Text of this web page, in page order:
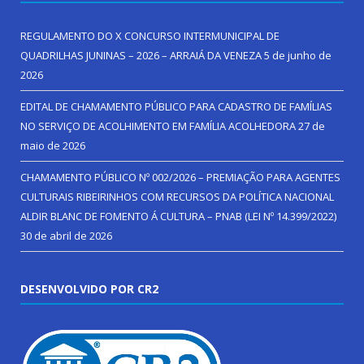
REGULAMENTO DO X CONCURSO INTERMUNICIPAL DE
QUADRILHAS JUNINAS – 2026 – ARRAIÁ DA VENEZA5 de junho de
2026
EDITAL DE CHAMAMENTO PÚBLICO PARA CADASTRO DE FAMÍLIAS
NO SERVIÇO DE ACOLHIMENTO EM FAMÍLIA ACOLHEDORA27 de
maio de 2026
CHAMAMENTO PÚBLICO Nº 002/2026 – PREMIAÇÃO PARA AGENTES
CULTURAIS RIBEIRINHOS COM RECURSOS DA POLÍTICA NACIONAL
ALDIR BLANC DE FOMENTO Á CULTURA – PNAB (LEI Nº 14.399/2022)
30 de abril de 2026
DESENVOLVIDO POR CR2